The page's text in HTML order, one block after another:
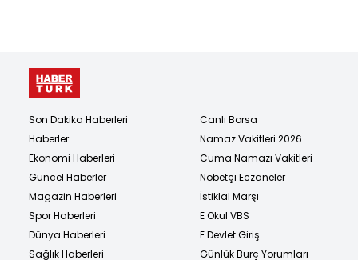
Son Dakika Haberleri
Haberler
Ekonomi Haberleri
Güncel Haberler
Magazin Haberleri
Spor Haberleri
Dünya Haberleri
Sağlık Haberleri
Canlı Borsa
Namaz Vakitleri 2026
Cuma Namazı Vakitleri
Nöbetçi Eczaneler
İstiklal Marşı
E Okul VBS
E Devlet Giriş
Günlük Burç Yorumları